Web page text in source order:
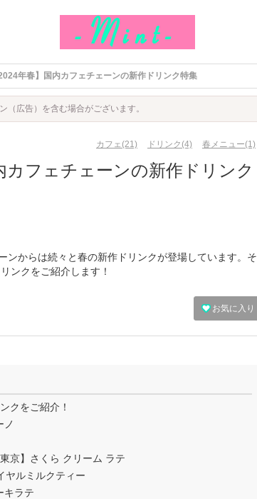
2024年春】国内カフェチェーンの新作ドリンク特集
広告）を含む場合がございます。
カフェ(21) ドリンク(4) 春メニュー(1)
カフェチェーンの新作ドリンク
ンからは続々と春の新作ドリンクが登場しています。そ
ンクをご紹介します！
お気に入り
クをご紹介！
ノ
京】さくら クリーム ラテ
ヤルミルクティー
キラテ